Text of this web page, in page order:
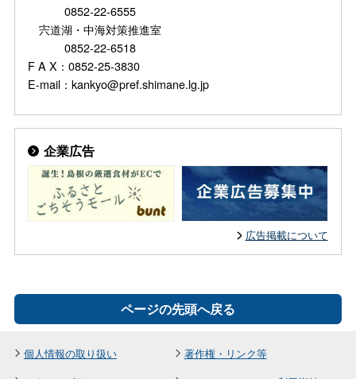
0852-22-6555
宍道湖・中海対策推進室
0852-22-6518
F A X：0852-25-3830
E-mail：kankyo@pref.shimane.lg.jp
企業広告
広告掲載について
ページの先頭へ戻る
個人情報の取り扱い
著作権・リンク等